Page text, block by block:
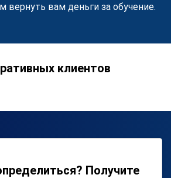
вам деньги за обучение.
клиентов
Получите